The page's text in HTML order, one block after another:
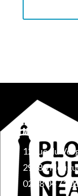
MAIRIE DE
12 rue du
29880
02 98 04 71 06